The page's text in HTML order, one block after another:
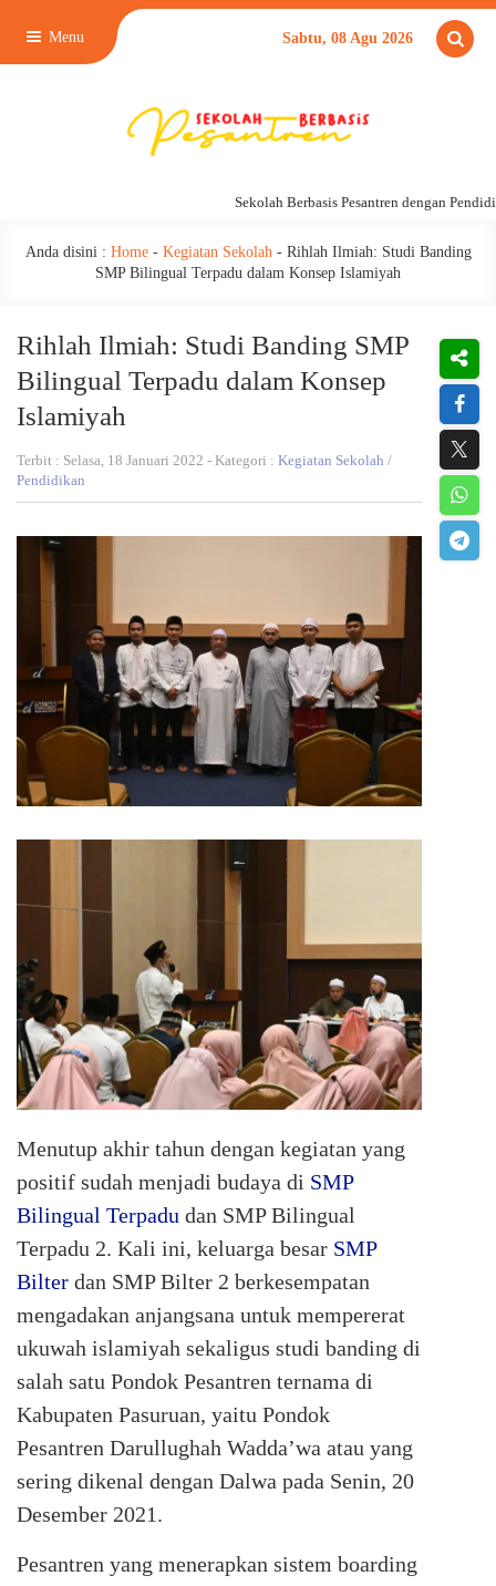
Menu Sabtu, 08 Agu 2026
Sekolah Berbasis Pesantren dengan
Anda disini : Home- Kegiatan Sekolah- Rihlah Ilmiah: Studi Banding
SMP Bilingual Terpadu dalam Konsep Islamiyah
Rihlah Ilmiah: Studi Banding SMP
Bilingual Terpadu dalam Konsep
Islamiyah
Terbit : Selasa, 18 Januari 2022 - Kategori : Kegiatan Sekolah /
Pendidikan
Menutup akhir tahun dengan kegiatan yang
positif sudah menjadi budaya di SMP
Bilingual Terpadu dan SMP Bilingual
Terpadu 2. Kali ini, keluarga besar SMP
Bilter dan SMP Bilter 2 berkesempatan
mengadakan anjangsana untuk mempererat
ukuwah islamiyah sekaligus studi banding di
salah satu Pondok Pesantren ternama di
Kabupaten Pasuruan, yaitu Pondok
Pesantren Darullughah Wadda’wa atau yang
sering dikenal dengan Dalwa pada Senin, 20
Desember 2021.
Pesantren yang menerapkan sistem boarding